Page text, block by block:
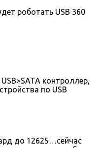
роботать USB 360
контроллер,
по USB
до 12625…сейчас